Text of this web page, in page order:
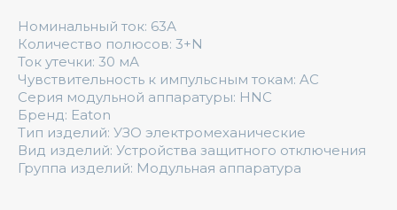
Номинальный ток: 63А
Количество полюсов: 3+N
Ток утечки: 30 мА
Чувствительность к импульсным токам: AC
Серия модульной аппаратуры: HNC
Бренд: Eaton
Тип изделий: УЗО электромеханические
Вид изделий: Устройства защитного отключения
Группа изделий: Модульная аппаратура